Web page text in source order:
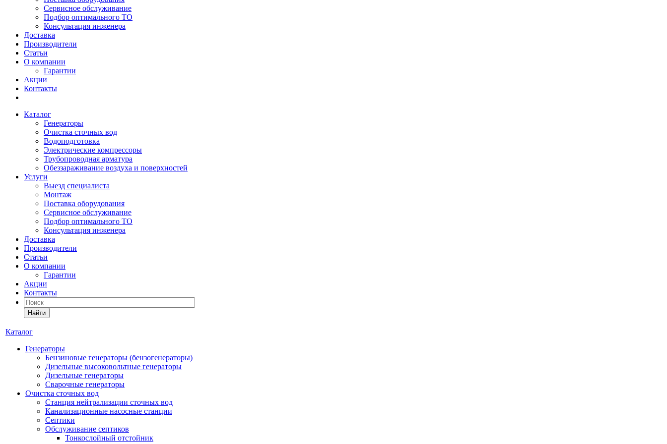
Сервисное обслуживание
Подбор оптимального ТО
Консультация инженера
Доставка
Производители
Статьи
О компании
Гарантии
Акции
Контакты
Каталог
Генераторы
Очистка сточных вод
Водоподготовка
Электрические компрессоры
Трубопроводная арматура
Обеззараживание воздуха и поверхностей
Услуги
Выезд специалиста
Монтаж
Поставка оборудования
Сервисное обслуживание
Подбор оптимального ТО
Консультация инженера
Доставка
Производители
Статьи
О компании
Гарантии
Акции
Контакты
Найти
Каталог
Генераторы
Бензиновые генераторы (бензогенераторы)
Дизельные высоковольтные генераторы
Дизельные генераторы
Сварочные генераторы
Очистка сточных вод
Станция нейтрализации сточных вод
Канализационные насосные станции
Септики
Обслуживание септиков
Тонкослойный отстойник